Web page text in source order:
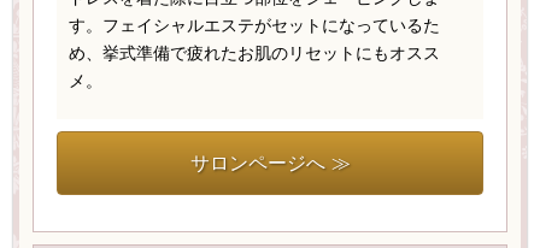
す。フェイシャルエステがセットになっているた
め、挙式準備で疲れたお肌のリセットにもオスス
メ。
サロンページへ ≫